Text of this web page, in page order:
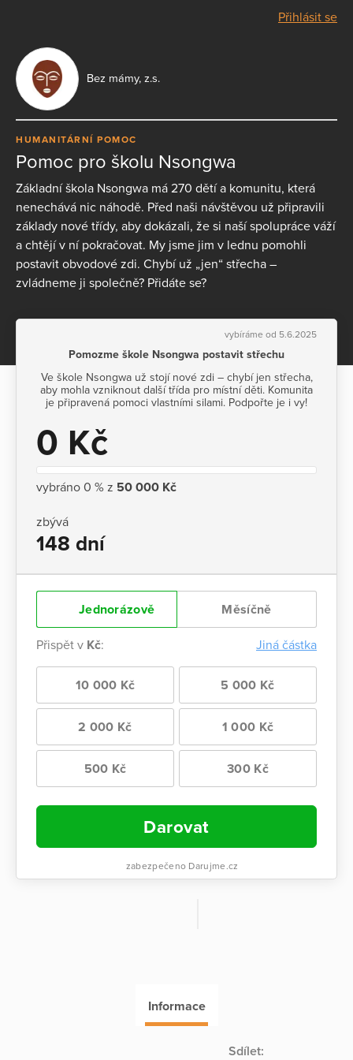
Přihlásit se
Bez mámy, z.s.
HUMANITÁRNÍ POMOC
Pomoc pro školu Nsongwa
Základní škola Nsongwa má 270 dětí a komunitu, která
nenechává nic náhodě. Před naši návštěvou už připravili
základy nové třídy, aby dokázali, že si naší spolupráce váží
a chtějí v ní pokračovat. My jsme jim v lednu pomohli
postavit obvodové zdi. Chybí už „jen“ střecha –
zvládneme ji společně? Přidáte se?
vybíráme od 5.6.2025
Pomozme škole Nsongwa postavit střechu
Ve škole Nsongwa už stojí nové zdi – chybí jen střecha,
aby mohla vzniknout další třída pro místní děti. Komunita
je připravená pomoci vlastními silami. Podpořte je i vy!
0 Kč
vybráno 0 % z 50 000 Kč
zbývá
148 dní
Jednorázově Měsíčně
Přispět v Kč: Jiná částka
10 000 Kč 5 000 Kč
2 000 Kč 1 000 Kč
500 Kč 300 Kč
Darovat
zabezpečeno Darujme.cz
Informace
Sdílet: